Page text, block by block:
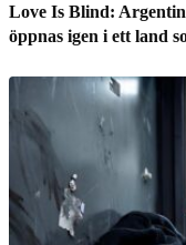
Love Is Blind:
öppnas igen i ett land